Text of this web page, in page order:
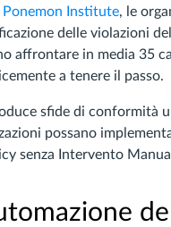
Institute, le
delle violazioni
affrontare in media 35
a tenere il passo.
sfide di conformità
possano
senza Intervento